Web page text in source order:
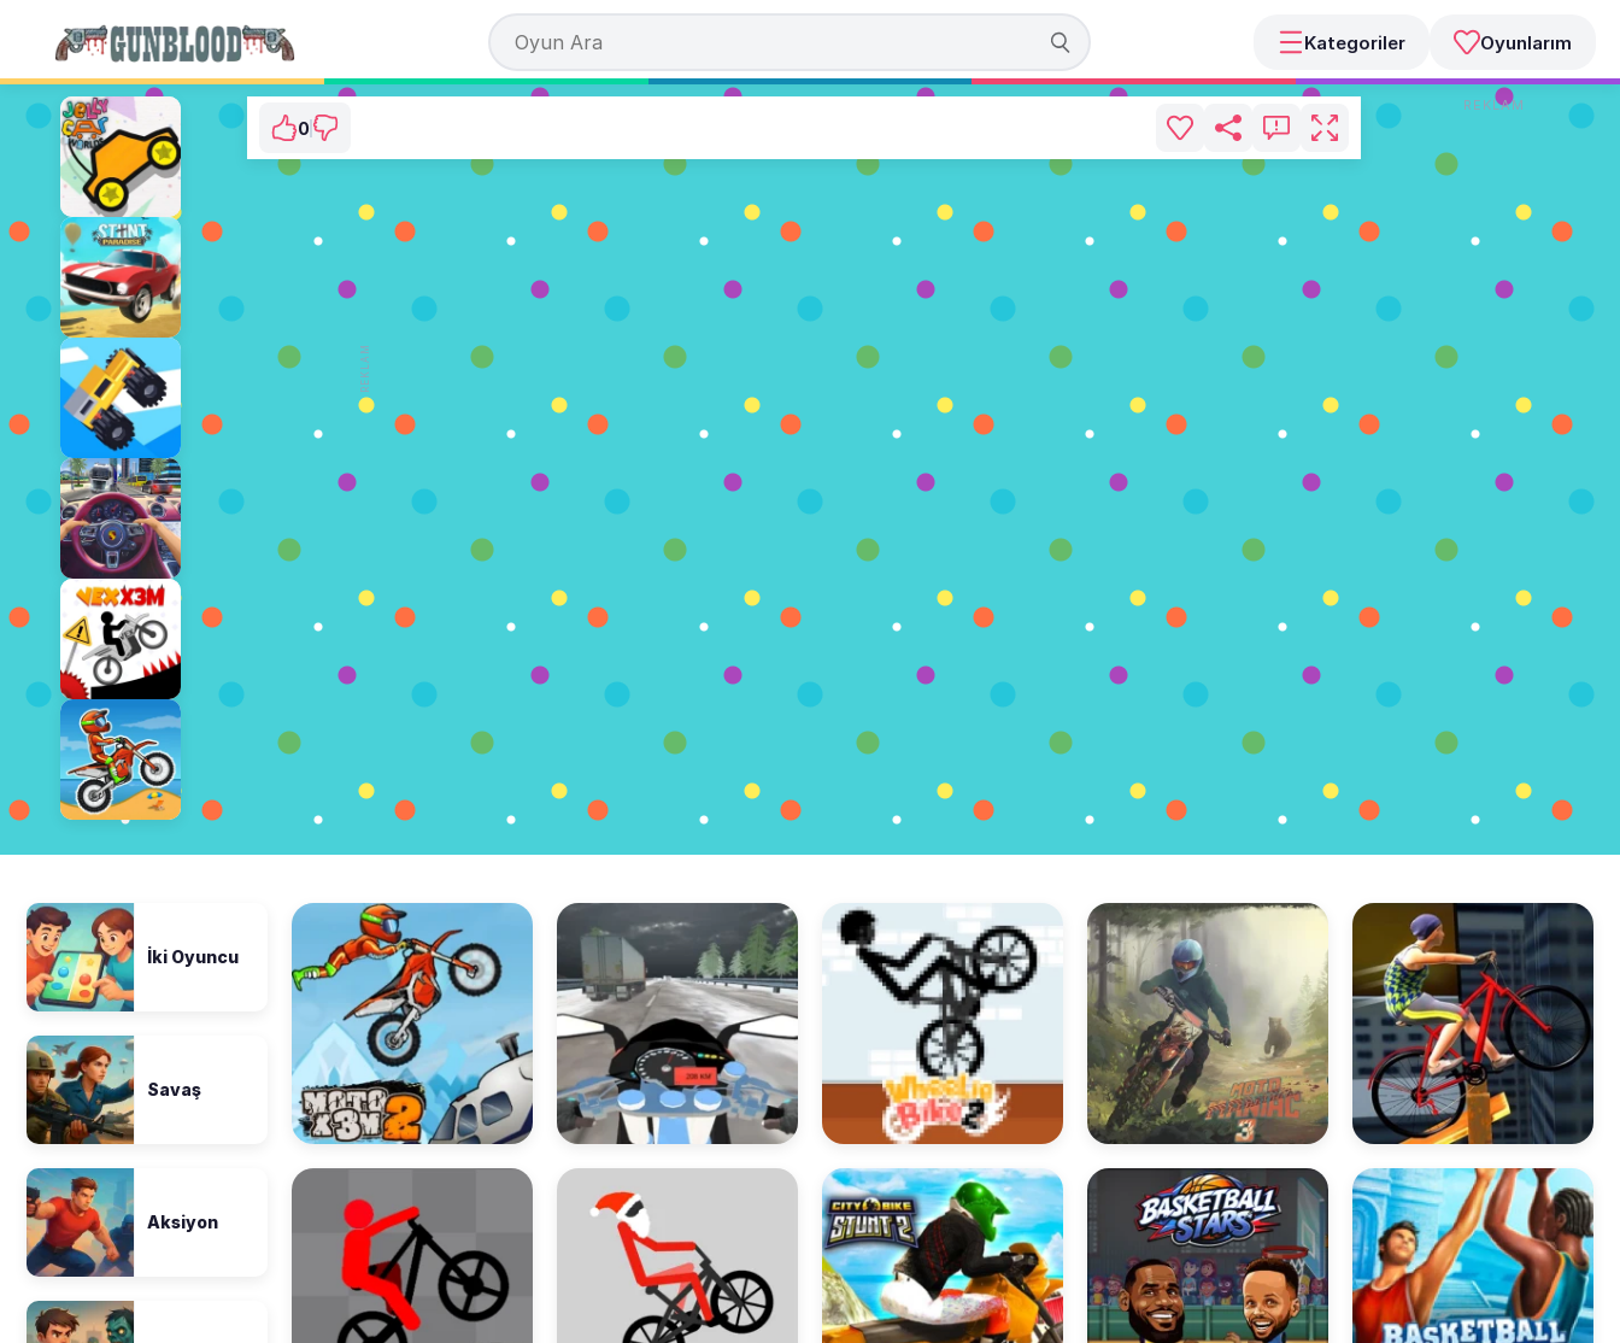
Kategoriler Oyunlarım
⭐ Henüz oy verilmedi. (0 Oylar)
ŞİMDİ OYNA
0
REKLAM
REKLAM
İki Oyuncu
Savaş
Aksiyon